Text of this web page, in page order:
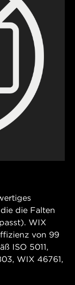
die Falten
WIX
von 99
ISO 5011,
WIX 46761,